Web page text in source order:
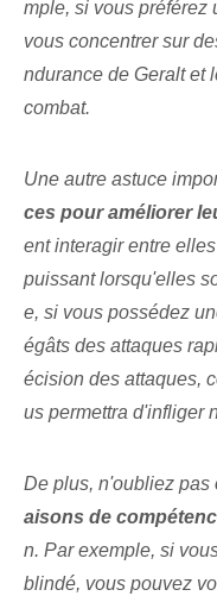
mple, si vous préférez
vous concentrer sur
ndurance de Geralt et
combat.
Une autre astuce
ces pour améliorer
ent interagir ⁤entre
puissant lorsqu'elles
e, si vous possédez
égâts des attaques
écision des attaques,
us permettra d'infliger
De plus, n'oubliez pas
aisons ⁤de
n. Par exemple, si
blindé, vous pouvez